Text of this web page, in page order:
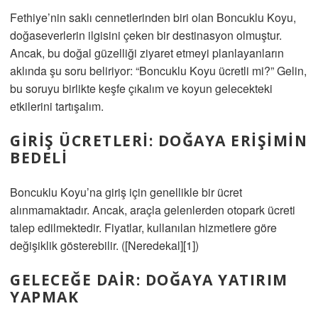
Fethiye’nin saklı cennetlerinden biri olan Boncuklu Koyu,
doğaseverlerin ilgisini çeken bir destinasyon olmuştur.
Ancak, bu doğal güzelliği ziyaret etmeyi planlayanların
aklında şu soru beliriyor: “Boncuklu Koyu ücretli mi?” Gelin,
bu soruyu birlikte keşfe çıkalım ve koyun gelecekteki
etkilerini tartışalım.
GIRIŞ ÜCRETLERI: DOĞAYA ERIŞIMIN
BEDELI
Boncuklu Koyu’na giriş için genellikle bir ücret
alınmamaktadır. Ancak, araçla gelenlerden otopark ücreti
talep edilmektedir. Fiyatlar, kullanılan hizmetlere göre
değişiklik gösterebilir. ([Neredekal][1])
GELECEĞE DAIR: DOĞAYA YATIRIM
YAPMAK